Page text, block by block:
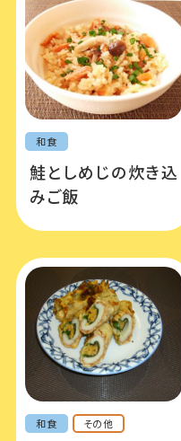
和食
鮭としめじの炊き込
みご飯
和食 その他